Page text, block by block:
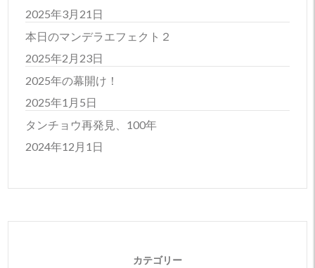
2025年3月21日
本日のマンデラエフェクト２
2025年2月23日
2025年の幕開け！
2025年1月5日
タンチョウ再発見、100年
2024年12月1日
カテゴリー